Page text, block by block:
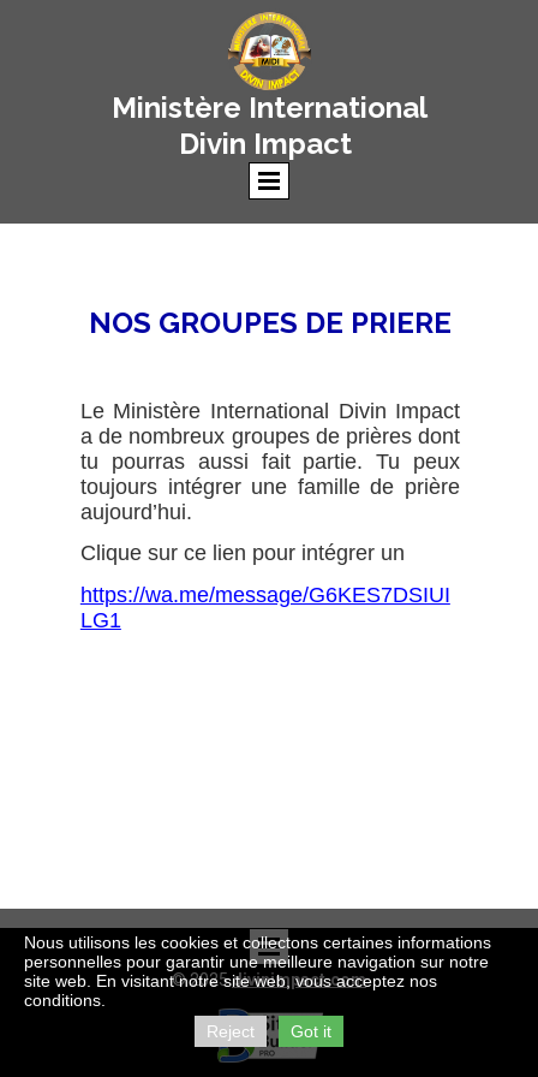
Ministère International
Divin Impact
NOS GROUPES DE PRIERE
Le Ministère International Divin Impact
a de nombreux groupes de prières dont
tu pourras aussi fait partie. Tu peux
toujours intégrer une famille de prière
aujourd’hui.
Clique sur ce lien pour intégrer un
https://wa.me/message/G6KES7DSIUI
LG1
© 2025divinimpact.com
Nous utilisons les cookies et collectons certaines informations
personnelles pour garantir une meilleure navigation sur notre
site web. En visitant notre site web, vous acceptez nos
conditions.
Reject
Got it